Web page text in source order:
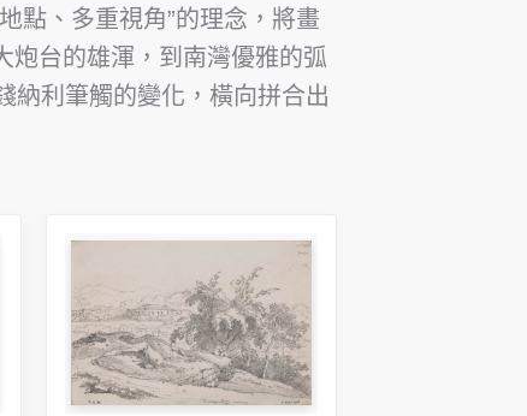
點、多重視角”的理念，將畫
台的雄渾，到南灣優雅的弧
納利筆觸的變化，橫向拼合出